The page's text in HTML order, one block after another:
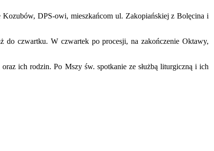
Kozubów, DPS-owi, mieszkańcom ul. Zakopiańskiej z Bolęcina i
do czwartku. W czwartek po procesji, na zakończenie Oktawy,
ich rodzin. Po Mszy św. spotkanie ze służbą liturgiczną i ich